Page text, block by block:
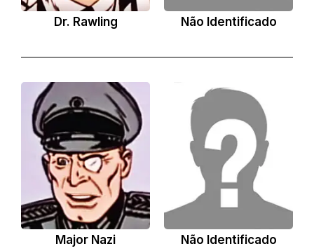
Dr. Rawling Não Identificado
Major Nazi Não Identificado